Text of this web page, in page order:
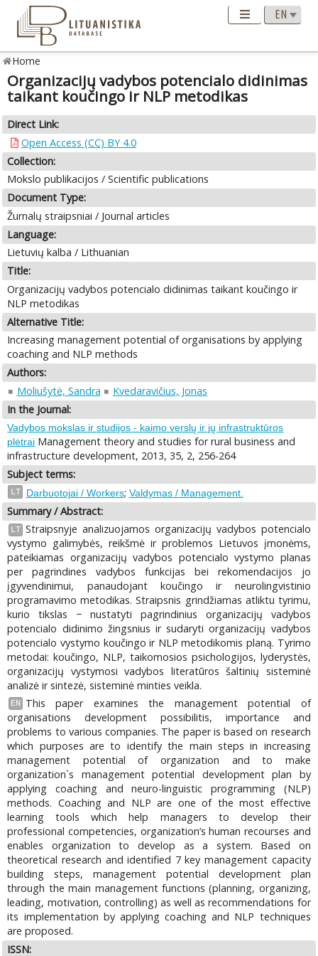
Home
Organizacijų vadybos potencialo didinimas
taikant koučingo ir NLP metodikas
Direct Link:
Open Access (CC) BY 4.0
Collection:
Mokslo publikacijos / Scientific publications
Document Type:
Žurnalų straipsniai / Journal articles
Language:
Lietuvių kalba / Lithuanian
Title:
Organizacijų vadybos potencialo didinimas taikant koučingo ir
NLP metodikas
Alternative Title:
Increasing management potential of organisations by applying
coaching and NLP methods
Authors:
Moliušytė, Sandra
Kvedaravičius, Jonas
In the Journal:
Vadybos mokslas ir studijos - kaimo verslų ir jų infrastruktūros
plėtrai Management theory and studies for rural business and
infrastructure development, 2013, 35, 2, 256-264
Subject terms:
LT Darbuotojai / Workers; Valdymas / Management.
Summary / Abstract:
LT Straipsnyje analizuojamos organizacijų vadybos potencialo
vystymo galimybės, reikšmė ir problemos Lietuvos įmonėms,
pateikiamas organizacijų vadybos potencialo vystymo planas
per pagrindines vadybos funkcijas bei rekomendacijos jo
įgyvendinimui, panaudojant koučingo ir neurolingvistinio
programavimo metodikas. Straipsnis grindžiamas atliktu tyrimu,
kurio tikslas − nustatyti pagrindinius organizacijų vadybos
potencialo didinimo žingsnius ir sudaryti organizacijų vadybos
potencialo vystymo koučingo ir NLP metodikomis planą. Tyrimo
metodai: koučingo, NLP, taikomosios psichologijos, lyderystės,
organizacijų vystymosi vadybos literatūros šaltinių sisteminė
analizė ir sintezė, sisteminė minties veikla.
EN
This paper examines the management potential of
organisations development possibilitis, importance and
problems to various companies. The paper is based on research
which purposes are to identify the main steps in increasing
management potential of organization and to make
organization`s management potential development plan by
applying coaching and neuro-linguistic programming (NLP)
methods. Coaching and NLP are one of the most effective
learning tools which help managers to develop their
professional competencies, organization’s human recourses and
enables organization to develop as a system. Based on
theoretical research and identified 7 key management capacity
building steps, management potential development plan
through the main management functions (planning, organizing,
leading, motivation, controlling) as well as recommendations for
its implementation by applying coaching and NLP techniques
are proposed.
ISSN: